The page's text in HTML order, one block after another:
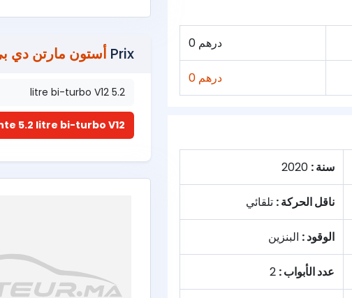
0 درهم
0 درهم
سنة :
ناقل الحركة : تلقائي
الوقود : البنزين
عدد الأبواب :
Prix أستون مارتن دي
5.2 litre bi-turbo V12
5.2 litre bi-turbo V12